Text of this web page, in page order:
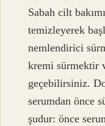
Sabah cilt
temizleyerek
nemlendirici
kremi sürmektir
geçebilirsiniz.
serumdan önce
şudur: önce